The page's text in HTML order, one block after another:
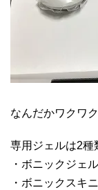
なんだかワクワ
専用ジェルは2種
・ボニックジェ
・ボニックスキ